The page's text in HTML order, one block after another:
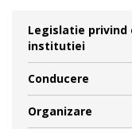
Legislatie
institutiei
Conducere
Organizare